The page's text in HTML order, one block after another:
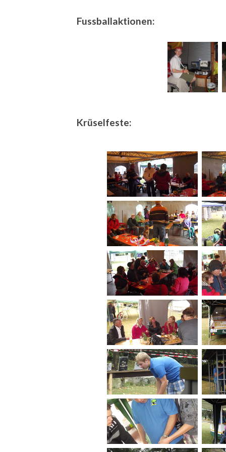
Fussballaktionen:
Krüselfeste: